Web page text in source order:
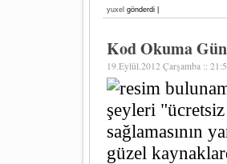
yuxel gönderdi |
Kod Okuma
19.Eylül.2012 Çarşamba ::
şeyleri
sağlamasının
güzel